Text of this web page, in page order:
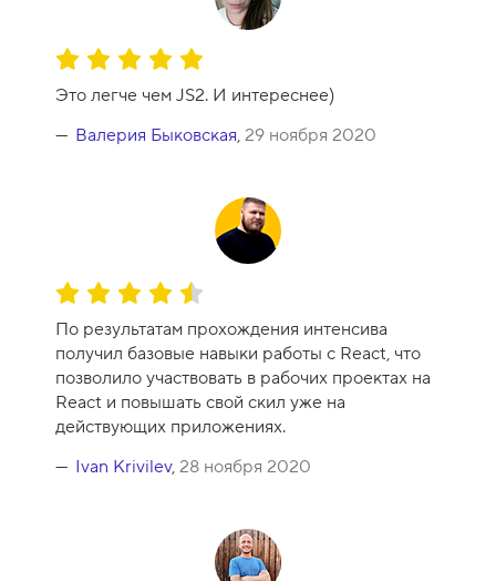
О
е
н
а
-
1
0
Это легче чем JS2. И интереснее)
Валерия Быковская, 29 ноября 2020
О
ц
е
н
к
а
к
у
По результатам прохождения интенсива
получил базовые навыки работы с React, что
позволило участвовать в рабочих проектах на
React и повышать свой скил уже на
действующих приложениях.
Ivan Krivilev, 28 ноября 2020